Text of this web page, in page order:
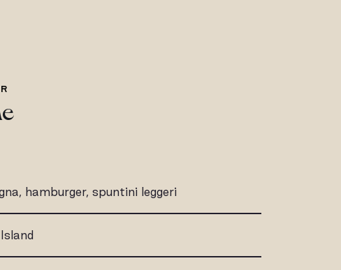
hamburger, spuntini leggeri